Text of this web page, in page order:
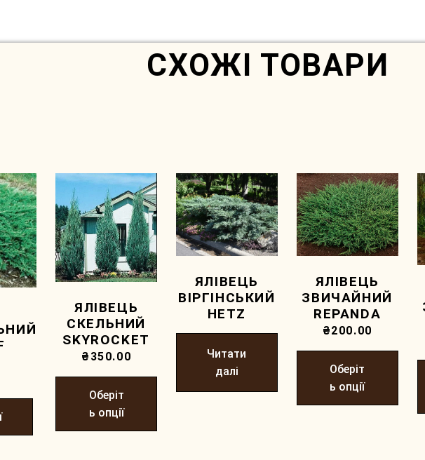
СХОЖІ ТОВАРИ
ЯЛІВЕЦЬ
СКЕЛЬНИЙ
SKYROCKET
₴ 350.00
Оберіт
ь опції
ЯЛІВЕЦЬ
ВІРГІНСЬКИЙ
HETZ
Читати
далі
ЯЛІВЕЦЬ
ЗВИЧАЙНИЙ
REPANDA
₴200.00
Оберіт
ь опції